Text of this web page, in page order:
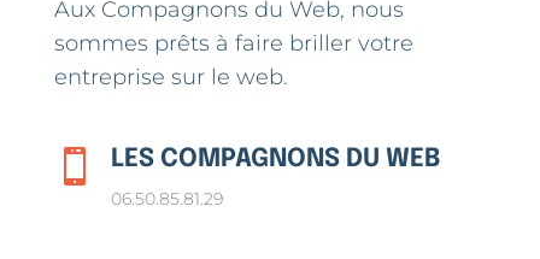
Aux Compagnons du Web, nous
sommes prêts à faire briller votre
entreprise sur le web.
 LES COMPAGNONS DU WEB
06.50.85.81.29